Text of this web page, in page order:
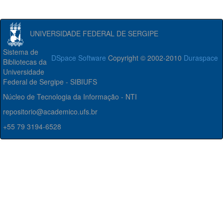
UNIVERSIDADE FEDERAL DE SERGIPE
DSpace Software Copyright © 2002-2010 Duraspace
Sistema de
Bibliotecas da
Universidade
Federal de Sergipe - SIBIUFS
Núcleo de Tecnologia da Informação - NTI
repositorio@academico.ufs.br
+55 79 3194-6528